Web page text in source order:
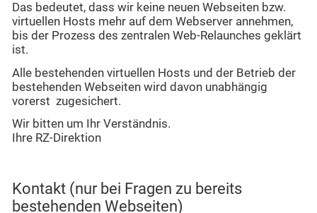
Das bedeutet, dass wir keine neuen Webseiten bzw.
virtuellen Hosts mehr auf dem Webserver annehmen,
bis der Prozess des zentralen Web-Relaunches geklärt
ist.
Alle bestehenden virtuellen Hosts und der Betrieb der
bestehenden Webseiten wird davon unabhängig
vorerst zugesichert.
Wir bitten um Ihr Verständnis.
Ihre RZ-Direktion
Kontakt (nur bei Fragen zu bereits
bestehenden Webseiten)